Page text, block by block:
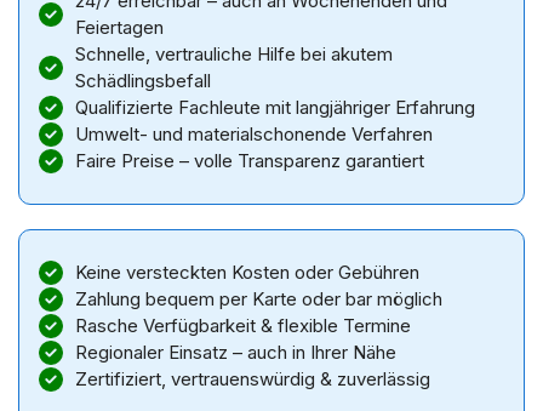
Feiertagen
Schnelle, vertrauliche Hilfe bei akutem
Schädlingsbefall
Qualifizierte Fachleute mit langjähriger Erfahrung
Umwelt- und materialschonende Verfahren
Faire Preise – volle Transparenz garantiert
Keine versteckten Kosten oder Gebühren
Zahlung bequem per Karte oder bar möglich
Rasche Verfügbarkeit & flexible Termine
Regionaler Einsatz – auch in Ihrer Nähe
Zertifiziert, vertrauenswürdig & zuverlässig